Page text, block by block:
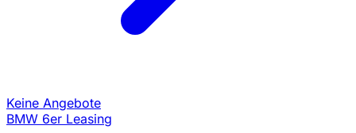
Keine Angebote
BMW 6er Leasing